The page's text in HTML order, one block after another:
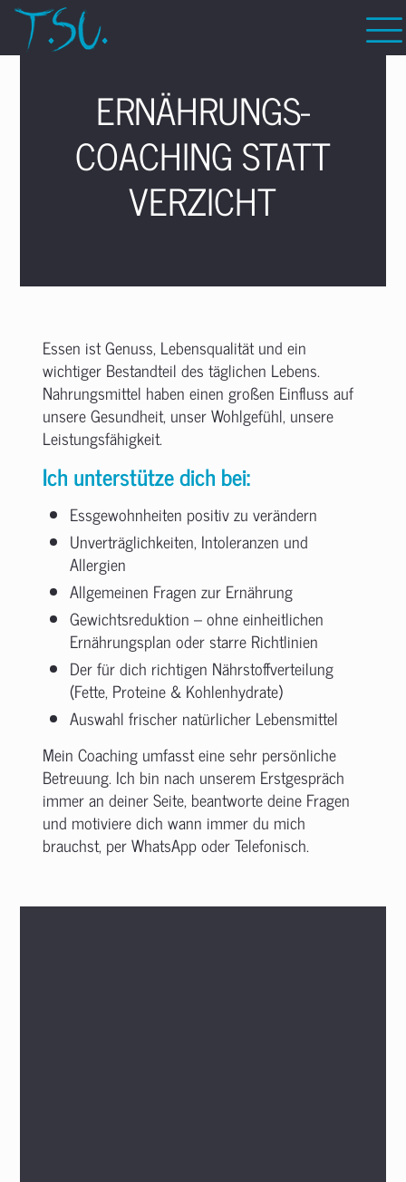
ERNÄHRUNGS­
COACHING STATT
VERZICHT
Essen ist Genuss, Lebensqualität und ein
wichtiger Bestandteil des täglichen Lebens.
Nahrungsmittel haben einen großen Einfluss auf
unsere Gesundheit, unser Wohlgefühl, unsere
Leistungsfähigkeit.
Ich unterstütze dich bei:
Essgewohnheiten positiv zu verändern
Unverträglichkeiten, Intoleranzen und
Allergien
Allgemeinen Fragen zur Ernährung
Gewichtsreduktion – ohne einheitlichen
Ernährungsplan oder starre Richtlinien
Der für dich richtigen Nährstoffverteilung
(Fette, Proteine & Kohlenhydrate)
Auswahl frischer natürlicher Lebensmittel
Mein Coaching umfasst eine sehr persönliche
Betreuung. Ich bin nach unserem Erstgespräch
immer an deiner Seite, beantworte deine Fragen
und motiviere dich wann immer du mich
brauchst, per WhatsApp oder Telefonisch.